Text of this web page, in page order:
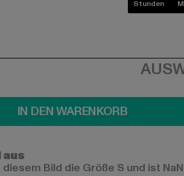
Stunden
IN DEN WARENKORB
Bild die Größe S und ist